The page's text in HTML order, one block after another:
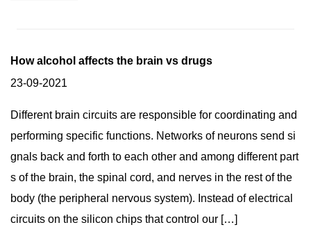
How alcohol affects the brain vs drugs
23-09-2021
Different brain circuits are responsible for coordinating and
performing specific functions. Networks of neurons send si
gnals back and forth to each other and among different part
s of the brain, the spinal cord, and nerves in the rest of the
body (the peripheral nervous system). Instead of electrical
circuits on the silicon chips that control our […]